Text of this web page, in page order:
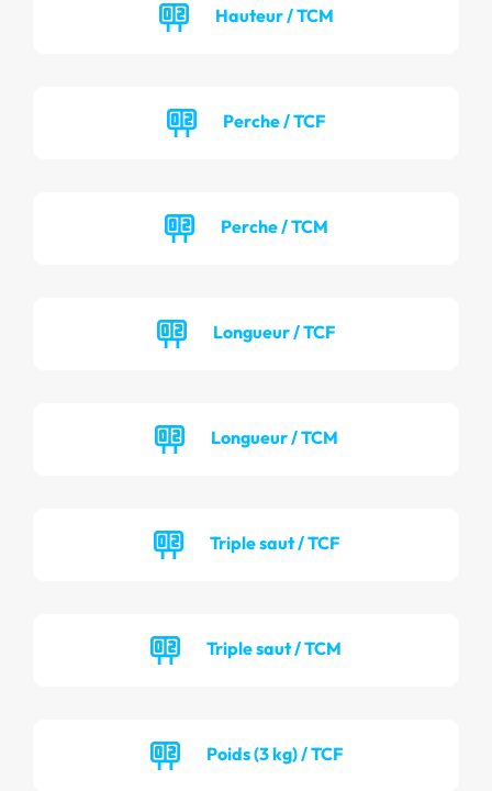
Hauteur / TCM
Perche / TCF
Perche / TCM
Longueur / TCF
Longueur / TCM
Triple saut / TCF
Triple saut / TCM
Poids (3 kg) / TCF